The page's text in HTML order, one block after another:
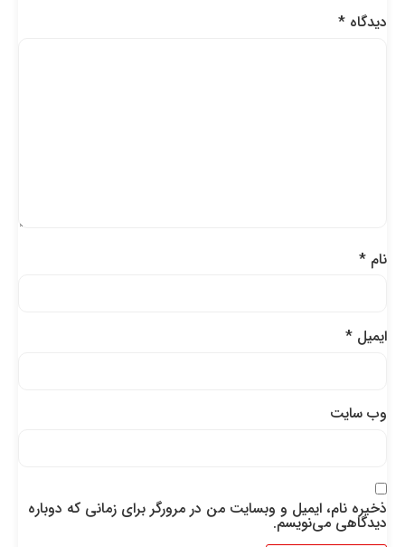
دیدگاه*
نام*
ایمیل*
وب‌ سایت
ذخیره نام، ایمیل و وبسایت من در مرورگر برای زمانی که دوباره
دیدگاهی می‌نویسم.